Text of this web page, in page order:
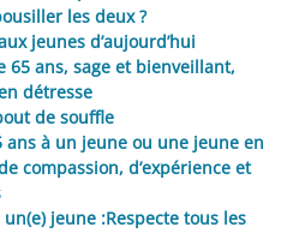
les deux ?
jeunes d’aujourd’hui
65 ans, sage et bienveillant,
détresse
de souffle
ans à un jeune ou une jeune en
compassion, d’expérience et
jeune :Respecte tous les